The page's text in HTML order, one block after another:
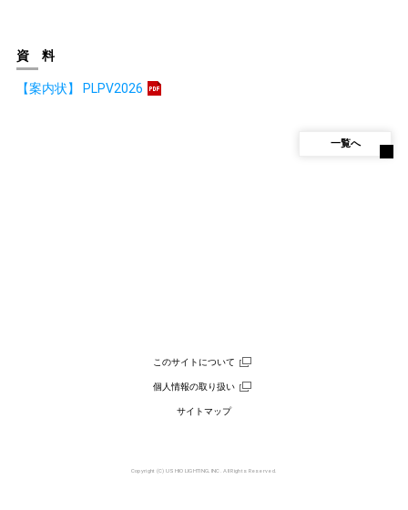
資 料
【案内状】 PLPV2026
一覧へ
このサイトについて
個人情報の取り扱い
サイトマップ
Copyright (C) USHIO LIGHTING, INC. All Rights Reserved.